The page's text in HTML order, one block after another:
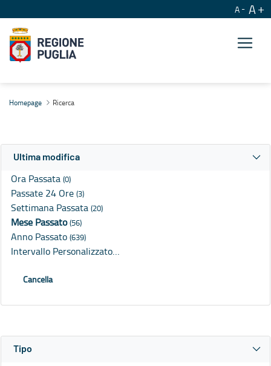
A A
Homepage Ricerca
Ultima modifica
Ora Passata (0)
Passate 24 Ore (3)
Settimana Passata (20)
Mese Passato(56)
Anno Passato (639)
Intervallo Personalizzato…
Cancella
Tipo